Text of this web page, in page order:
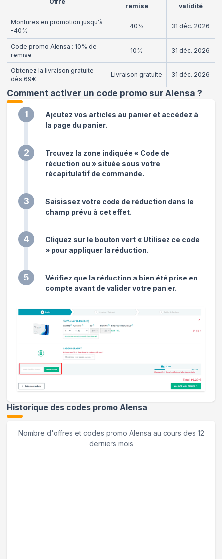
Offre
remise
validité
Montures en promotion jusqu'à
-40%
40% 31 déc. 2026
Code promo Alensa : 10% de
remise
10% 31 déc. 2026
Obtenez la livraison gratuite
dès 69€
Livraison gratuite 31 déc. 2026
Comment activer un code promo sur Alensa ?
1
Ajoutez vos articles au panier et accédez à
la page du panier.
2
Trouvez la zone indiquée « Code de
réduction ou » située sous votre
récapitulatif de commande.
3
Saisissez votre code de réduction dans le
champ prévu à cet effet.
4
Cliquez sur le bouton vert « Utilisez ce code
» pour appliquer la réduction.
5
Vérifiez que la réduction a bien été prise en
compte avant de valider votre panier.
Historique des codes promo Alensa
Nombre d'offres et codes promo Alensa au cours des 12
derniers mois